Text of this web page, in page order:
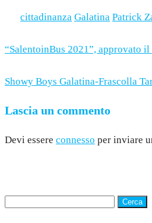
cittadinanza Galatina Patrick
“SalentoinBus 2021”, approvato
Showy Boys Galatina-Frascolla
Lascia un commento
Devi essere connesso per inviare
Ricerca